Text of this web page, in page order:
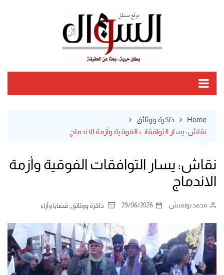
Home
ذاكرة ووثائق
نقاش: يسار التوافقات الفوقية وأزمة الاندماج
نقاش: يسار التوافقات الفوقية وأزمة
الاندماج
محمد بولعيش 29/06/2026 ذاكرة ووثائق قضايا وآراء